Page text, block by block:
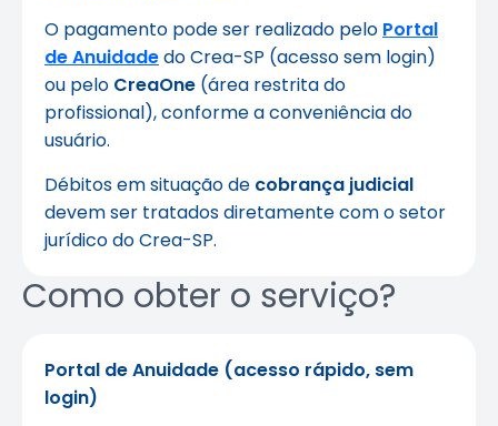
O pagamento pode ser realizado pelo Portal
de Anuidadedo Crea-SP (acesso sem login)
ou pelo CreaOne (área restrita do
profissional), conforme a conveniência do
usuário.
Débitos em situação de cobrança judicial
devem ser tratados diretamente com o setor
jurídico do Crea-SP.
Como obter o serviço?
Portal de Anuidade (acesso rápido, sem
login)